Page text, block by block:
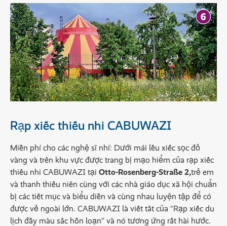
Rạp xiếc thiếu nhi CABUWAZI
Miễn phí cho các nghệ sĩ nhí: Dưới mái lều xiếc sọc đỏ
vàng và trên khu vực được trang bị mạo hiểm của rạp xiếc
thiếu nhi CABUWAZI tại Otto-Rosenberg-Straße 2,trẻ em
và thanh thiếu niên cùng với các nhà giáo dục xã hội chuẩn
bị các tiết mục và biểu diễn và cùng nhau luyện tập để có
được vẻ ngoài lớn. CABUWAZI là viết tắt của “Rạp xiếc du
lịch đầy màu sắc hỗn loạn” và nó tương ứng rất hài hước.